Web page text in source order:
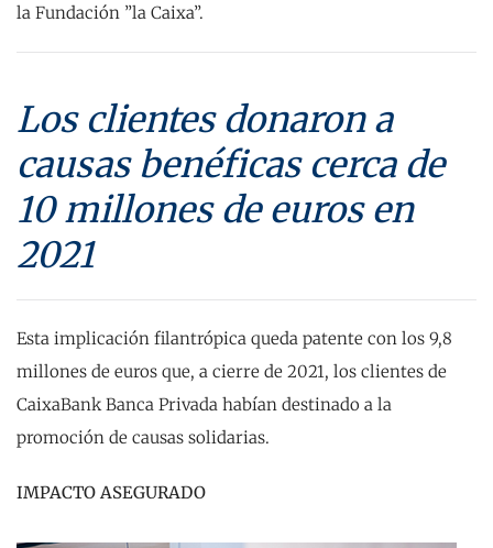
la Fundación ”la Caixa”.
Los clientes donaron a
causas benéficas cerca de
10 millones de euros en
2021
Esta implicación filantrópica queda patente con los 9,8
millones de euros que, a cierre de 2021, los clientes de
CaixaBank Banca Privada habían destinado a la
promoción de causas solidarias.
IMPACTO ASEGURADO